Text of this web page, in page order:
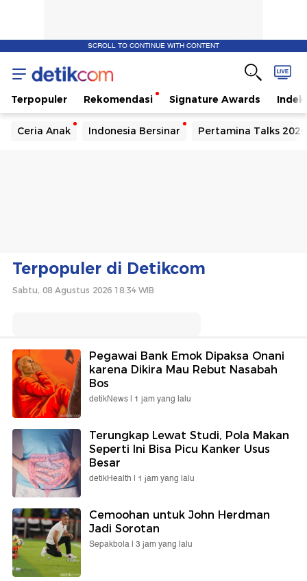
SCROLL TO CONTINUE WITH CONTENT
Terpopuler Rekomendasi Signature Awards
Ceria Anak Indonesia Bersinar Pertamina Talks 2026
Terpopuler di Detikcom
Sabtu, 08 Agustus 2026 18:34 WIB
Pegawai Bank Emok Dipaksa Onani
karena Dikira Mau Rebut Nasabah
Bos
detikNews | 1 jam yang lalu
Terungkap Lewat Studi, Pola Makan
Seperti Ini Bisa Picu Kanker Usus
Besar
detikHealth | 1 jam yang lalu
Cemoohan untuk John Herdman
Jadi Sorotan
Sepakbola | 3 jam yang lalu